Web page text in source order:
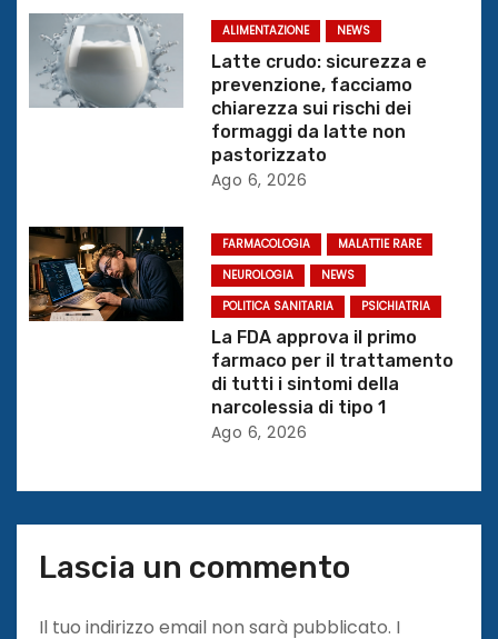
a
r
t
o
l
ALIMENTAZIONE NEWS
Latte crudo: sicurezza e
prevenzione, facciamo
chiarezza sui rischi dei
formaggi da latte non
pastorizzato
Ago 6, 2026
FARMACOLOGIA
MALATTIE RARE
NEUROLOGIA
NEWS
POLITICA SANITARIA
PSICHIATRIA
La FDA approva il primo
farmaco per il trattamento
di tutti i sintomi della
narcolessia di tipo 1
Ago 6, 2026
Lascia un commento
Il tuo indirizzo email non sarà pubblicato. I